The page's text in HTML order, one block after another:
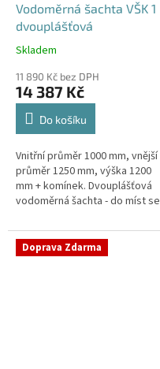
Vodoměrná šachta VŠK 1
dvouplášťová
Průměrné
produktu
je
4,8
hvězdiček.
Skladem
11 890 Kč bez DPH
14 387 Kč
Do košíku
Vnitřní průměr 1000 mm, vnější
průměr 1250 mm, výška 1200
mm + komínek. Dvouplášťová
vodoměrná šachta - do míst se
parkovací stáníStandardní...
Doprava Zdarma